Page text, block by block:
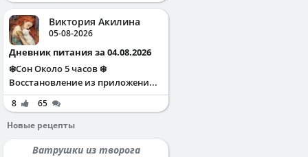
Виктория Акилина
05-08-2026
Дневник питания за 04.08.2026
❄️Сон Около 5 часов ❄️
Восстановление из приложени...
8
65
Новые рецепты
Ватрушки из творога